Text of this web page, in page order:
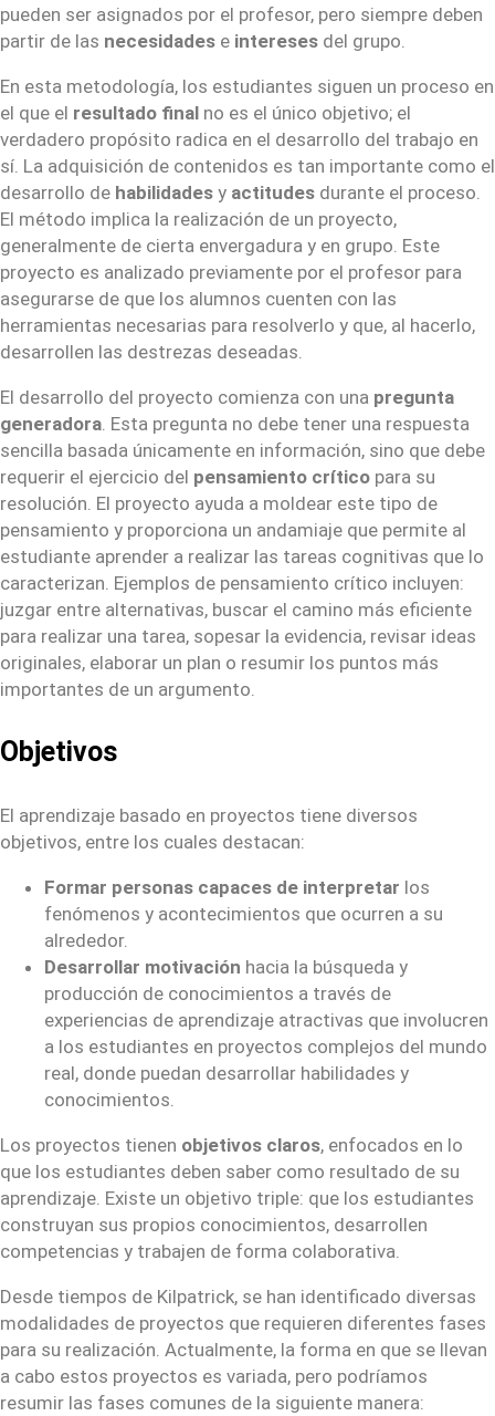
pueden ser asignados por el profesor, pero siempre deben
partir de las necesidades e intereses del grupo.
En esta metodología, los estudiantes siguen un proceso en
el que el resultado final no es el único objetivo; el
verdadero propósito radica en el desarrollo del trabajo en
sí. La adquisición de contenidos es tan importante como el
desarrollo de habilidades y actitudes durante el proceso.
El método implica la realización de un proyecto,
generalmente de cierta envergadura y en grupo. Este
proyecto es analizado previamente por el profesor para
asegurarse de que los alumnos cuenten con las
herramientas necesarias para resolverlo y que, al hacerlo,
desarrollen las destrezas deseadas.
El desarrollo del proyecto comienza con una pregunta
generadora . Esta pregunta no debe tener una respuesta
sencilla basada únicamente en información, sino que debe
requerir el ejercicio del pensamiento crítico para su
resolución. El proyecto ayuda a moldear este tipo de
pensamiento y proporciona un andamiaje que permite al
estudiante aprender a realizar las tareas cognitivas que lo
caracterizan. Ejemplos de pensamiento crítico incluyen:
juzgar entre alternativas, buscar el camino más eficiente
para realizar una tarea, sopesar la evidencia, revisar ideas
originales, elaborar un plan o resumir los puntos más
importantes de un argumento.
Objetivos
El aprendizaje basado en proyectos tiene diversos
objetivos, entre los cuales destacan:
Formar personas capaces de interpretar los
fenómenos y acontecimientos que ocurren a su
alrededor.
Desarrollar motivación hacia la búsqueda y
producción de conocimientos a través de
experiencias de aprendizaje atractivas que involucren
a los estudiantes en proyectos complejos del mundo
real, donde puedan desarrollar habilidades y
conocimientos.
Los proyectos tienen objetivos claros, enfocados en lo
que los estudiantes deben saber como resultado de su
aprendizaje. Existe un objetivo triple: que los estudiantes
construyan sus propios conocimientos, desarrollen
competencias y trabajen de forma colaborativa.
Desde tiempos de Kilpatrick, se han identificado diversas
modalidades de proyectos que requieren diferentes fases
para su realización. Actualmente, la forma en que se llevan
a cabo estos proyectos es variada, pero podríamos
resumir las fases comunes de la siguiente manera: